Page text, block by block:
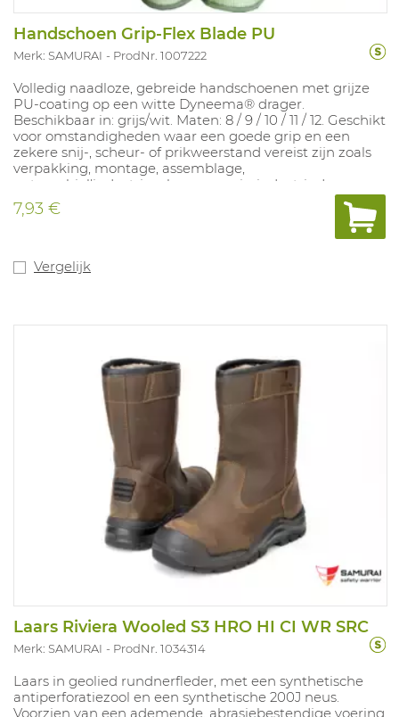
Handschoen Grip-Flex Blade PU
Merk: SAMURAI ProdNr. 1007222
Volledig naadloze, gebreide handschoenen met grijze
PU-coating op een witte Dyneema® drager.
Beschikbaar in: grijs/wit. Maten: 8 / 9 / 10 / 11 / 12. Geschikt
voor omstandigheden waar een goede grip en een
zekere snij-, scheur- of prikweerstand vereist zijn zoals
verpakking, montage, assemblage,
automobiel'industrie, glas- en papierindustrie. In
overeenstemming met: EN388 4.X.4.2.B
7,93 €
Vergelijk
Laars Riviera Wooled S3 HRO HI CI WR SRC
Merk: SAMURAI ProdNr. 1034314
Laars in geolied rundnerfleder, met een synthetische
antiperforatiezool en een synthetische 200J neus.
Voorzien van een ademende, abrasiebestendige voering